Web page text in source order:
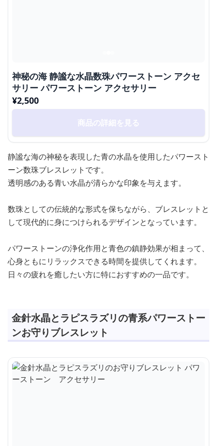
神秘の海 静謐な水晶数珠パワーストーン アクセ
サリー パワーストーン アクセサリー
¥2,500
商品の詳細を見る
静謐な海の神秘を表現した青の水晶を使用したパワースト
ーン数珠ブレスレットです。
透明感のある青い水晶が清らかな印象を与えます。
数珠としての伝統的な形式を保ちながら、ブレスレットと
して現代的に身につけられるデザインとなっています。
パワーストーンの浄化作用と青色の鎮静効果が相まって、
心身ともにリラックスできる時間を提供してくれます。
日々の疲れを癒したい方に特におすすめの一品です。
金針水晶とラピスラズリの青系パワーストー
ンお守りブレスレット